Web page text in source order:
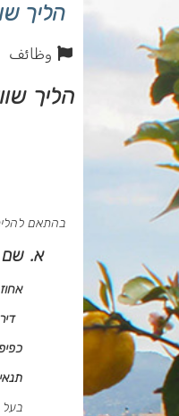
הליך שוויוני 22/2023 (חוזר
وظائف
הליך שוויוני 22/2023 (חוזר 3)-
בהתאם
א.
אחוז
דירוג
בעל